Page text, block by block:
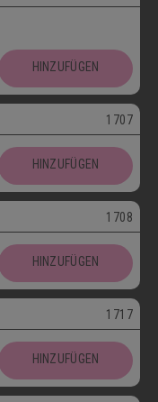
HINZUFÜGEN
1707
HINZUFÜGEN
1708
HINZUFÜGEN
bis 30.09.
1717
HINZUFÜGEN